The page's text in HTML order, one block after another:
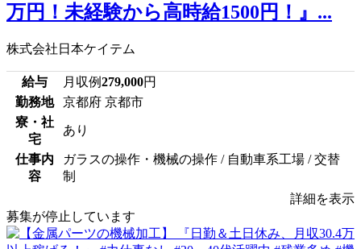
万円！未経験から高時給1500円！』...
株式会社日本ケイテム
給与 月収例279,000円
勤務地
京都府 京都市
寮・社
宅
あり
仕事内
容
ガラスの操作・機械の操作 / 自動車系工場 / 交替
制
詳細を表示
募集が停止しています